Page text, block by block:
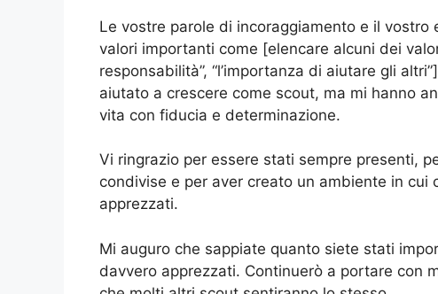
Le vostre parole di incoraggiamento e il
valori importanti come [elencare alcuni dei
responsabilità”, “l’importanza di aiutare gli
aiutato a crescere come scout, ma mi hanno
vita con fiducia e determinazione.
Vi ringrazio per essere stati sempre presenti,
condivise e per aver creato un ambiente in
apprezzati.
Mi auguro che sappiate quanto siete stati
davvero apprezzati. Continuerò a portare con